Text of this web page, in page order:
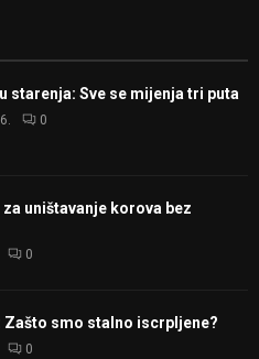
starenja: Sve se mijenja tri puta
0
uništavanje korova bez
0
Zašto smo stalno iscrpljene?
0